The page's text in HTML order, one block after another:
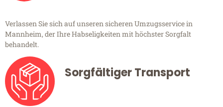
Verlassen Sie sich auf unseren sicheren Umzugsservice in
Mannheim, der Ihre Habseligkeiten mit höchster Sorgfalt
behandelt.
Sorgfältiger Transport